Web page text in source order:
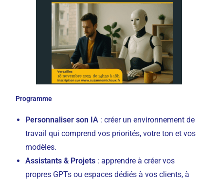
Programme
Personnaliser son IA : créer un environnement de
travail qui comprend vos priorités, votre ton et vos
modèles.
Assistants & Projets : apprendre à créer vos
propres GPTs ou espaces dédiés à vos clients, à